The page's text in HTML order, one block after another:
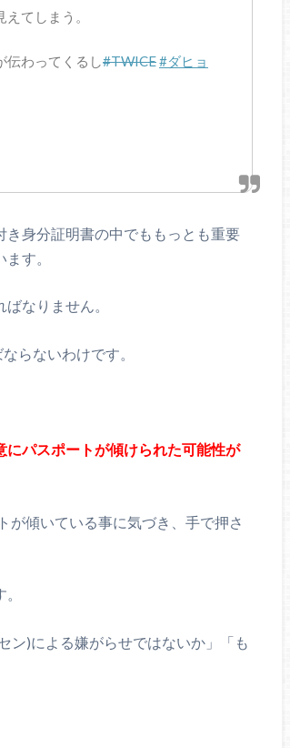
てしまう。
伝わってくるし#TWICE#ダヒョ
身分証明書の中でももっとも重要
す。
なりません。
らないわけです。
パスポートが傾けられた可能性が
が傾いている事に気づき、手で押さ
ン)による嫌がらせではないか」「も